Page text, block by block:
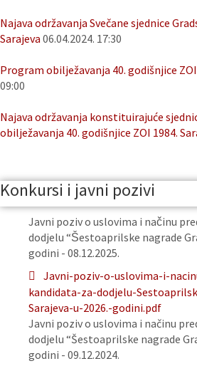
Najava održavanja Svečane sjednice
Sarajeva 06.04.2024. 17:30
Program obilježavanja 40. godišnjice
09:00
Najava održavanja konstituirajuće
obilježavanja 40. godišnjice ZOI 1984.
Konkursi i javni pozivi
Javni poziv o uslovima i načinu
dodjelu “Šestoaprilske nagrade
godini - 08.12.2025.
Javni-poziv-o-uslovima-i-
kandidata-za-dodjelu-
Sarajeva-u-2026.-godini.pdf
Javni poziv o uslovima i načinu
dodjelu “Šestoaprilske nagrade
godini - 09.12.2024.